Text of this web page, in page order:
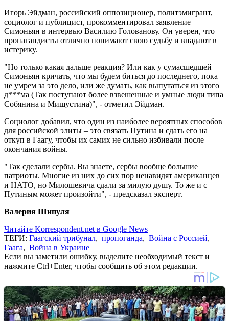
Игорь Эйдман, российский оппозиционер, политэмигрант,
социолог и публицист, прокомментировал заявление
Симоньян в интервью Василию Голованову. Он уверен, что
пропагандисты отлично понимают свою судьбу и впадают в
истерику.
"Но только какая дальше реакция? Или как у сумасшедшей
Симоньян кричать, что мы будем биться до последнего, пока
не умрем за это дело, или же думать, как выпутаться из этого
д***ма (Так поступают более взвешенные и умные люди типа
Собянина и Мишустина)", - отметил Эйдман.
Социолог добавил, что один из наиболее вероятных способов
для российской элиты – это связать Путина и сдать его на
откуп в Гаагу, чтобы их самих не сильно избивали после
окончания войны.
"Так сделали сербы. Вы знаете, сербы вообще большие
патриоты. Многие из них до сих пор ненавидят американцев
и НАТО, но Милошевича сдали за милую душу. То же и с
Путиным может произойти", - предсказал эксперт.
Валерия Шипуля
Читайте Korrespondent.net в Google News
ТЕГИ: Гаагский трибунал, пропоганда, Война с Россией,
Гаага, Война в Украине
Если вы заметили ошибку, выделите необходимый текст и
нажмите Ctrl+Enter, чтобы сообщить об этом редакции.